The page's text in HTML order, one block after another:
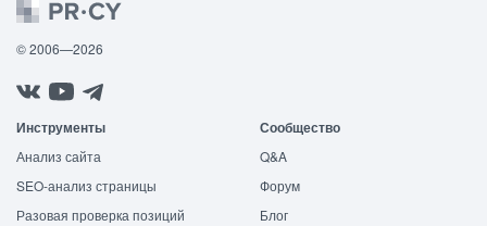
© 2006—2026
Инструменты
Анализ сайта
SEO-анализ страницы
Разовая проверка позиций
Сообщество
Q&A
Форум
Блог